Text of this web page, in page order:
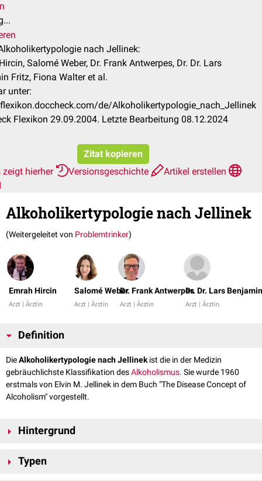
nach Jellinek:
Salomé Weber, Dr. Frank Antwerpes, Dr. Dr. Lars
Fritz, Fiona Walter et al.
unter:
de/Alkoholikertypologie_nach_Jellinek
Flexikon 29.09.2004. Letzte Bearbeitung 08.12.2024
Zitat kopieren
zeigt hierher
Versionsgeschichte
Artikel erstellen
Alkoholikertypologie nach Jellinek
(Weitergeleitet von Problemtrinker)
Emrah Hircin
Arzt | Ärztin
Salomé Weber
Arzt | Ärztin
Dr. Frank Antwerpes
Arzt | Ärztin
Dr. Dr. Lars
Arzt | Ärztin
Definition
DieAlkoholikertypologie nach Jellinekist die in der Medizin
gebräuchlichste Klassifikation desAlkoholismus. Sie wurde 1960
erstmals von Elvin M. Jellinek in dem Buch "The Disease Concept of
Alcoholism" vorgestellt.
Hintergrund
klinischenBeobachtungen. In der Nach-Jellinek-Ära hat man sich
Typen